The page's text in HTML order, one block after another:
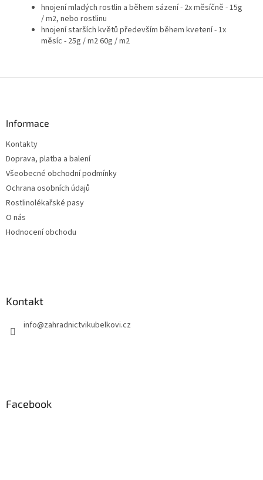
hnojení mladých rostlin a během sázení - 2x měsíčně - 15g
/ m2, nebo rostlinu
hnojení starších květů především během kvetení - 1x
měsíc - 25g / m2 60g / m2
Informace
Kontakty
Doprava, platba a balení
Všeobecné obchodní podmínky
Ochrana osobních údajů
Rostlinolékařské pasy
O nás
Hodnocení obchodu
Kontakt
info@zahradnictvikubelkovi.cz
Facebook